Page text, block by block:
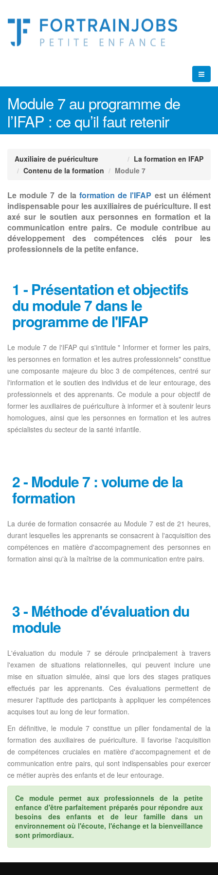
Module 7 au programme de
l’IFAP : ce qu’il faut retenir
Auxiliaire de puériculture
La formation en IFAP
Contenu de la formation
Module 7
Le module 7 de la formation de l'IFAP est un élément
indispensable pour les auxiliaires de puériculture. Il est
axé sur le soutien aux personnes en formation et la
communication entre pairs. Ce module contribue au
développement des compétences clés pour les
professionnels de la petite enfance.
1 - Présentation et objectifs
du module 7 dans le
programme de l'IFAP
Le module 7 de l'IFAP qui s'intitule " Informer et former les pairs,
les personnes en formation et les autres professionnels" constitue
une composante majeure du bloc 3 de compétences, centré sur
l'information et le soutien des individus et de leur entourage, des
professionnels et des apprenants. Ce module a pour objectif de
former les auxiliaires de puériculture à informer et à soutenir leurs
homologues, ainsi que les personnes en formation et les autres
spécialistes du secteur de la santé infantile.
2 - Module 7 : volume de la
formation
La durée de formation consacrée au Module 7 est de 21 heures,
durant lesquelles les apprenants se consacrent à l'acquisition des
compétences en matière d'accompagnement des personnes en
formation ainsi qu'à la maîtrise de la communication entre pairs.
3 - Méthode d'évaluation du
module
L'évaluation du module 7 se déroule principalement à travers
l'examen de situations relationnelles, qui peuvent inclure une
mise en situation simulée, ainsi que lors des stages pratiques
effectués par les apprenants. Ces évaluations permettent de
mesurer l'aptitude des participants à appliquer les compétences
acquises tout au long de leur formation.
En définitive, le module 7 constitue un pilier fondamental de la
formation des auxiliaires de puériculture. Il favorise l'acquisition
de compétences cruciales en matière d'accompagnement et de
communication entre pairs, qui sont indispensables pour exercer
ce métier auprès des enfants et de leur entourage.
Ce module permet aux professionnels de la petite
enfance d'être parfaitement préparés pour répondre aux
besoins des enfants et de leur famille dans un
environnement où l'écoute, l'échange et la bienveillance
sont primordiaux.